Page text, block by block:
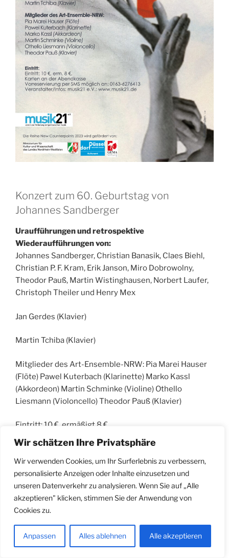
Wir schätzen Ihre Privatsphäre
Wir verwenden Cookies, um Ihr Surferlebnis zu verbessern,
personalisierte Anzeigen oder Inhalte einzusetzen und
unseren Datenverkehr zu analysieren. Wenn Sie auf „Alle
akzeptieren" klicken, stimmen Sie der Anwendung von
Cookies zu.
Anpassen Alles ablehnen Alle akzeptieren
Konzert zum 60. Geburtstag von
Johannes Sandberger
Uraufführungen und retrospektive
Wiederaufführungen von:
Johannes Sandberger, Christian Banasik, Claes Biehl,
Christian P. F. Kram, Erik Janson, Miro Dobrowolny,
Theodor Pauß, Martin Wistinghausen, Norbert Laufer,
Christoph Theiler und Henry Mex
Jan Gerdes (Klavier)
Martin Tchiba (Klavier)
Mitglieder des Art-Ensemble-NRW: Pia Marei Hauser
(Flöte) Pawel Kuterbach (Klarinette) Marko Kassl
(Akkordeon) Martin Schminke (Violine) Othello
Liesmann (Violoncello) Theodor Pauß (Klavier)
Eintritt: 10 €, ermäßigt 8 €
VERÖFFENTLICHT
AM
30. AUGUST 2023
Sonntag, 15. Oktober 2023, 18:30 Uhr
Palais Wittgenstein Bilker Str. 7-9 (D-Altstadt)